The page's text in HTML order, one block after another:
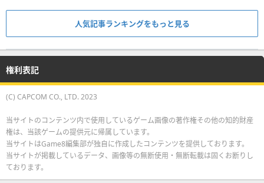
人気記事ランキングをもっと見る
権利表記
(C) CAPCOM CO., LTD. 2023
当サイトのコンテンツ内で使用しているゲーム画像の著作権その他の知的財産
権は、当該ゲームの提供元に帰属しています。
当サイトはGame8編集部が独自に作成したコンテンツを提供しております。
当サイトが掲載しているデータ、画像等の無断使用・無断転載は固くお断りし
ております。